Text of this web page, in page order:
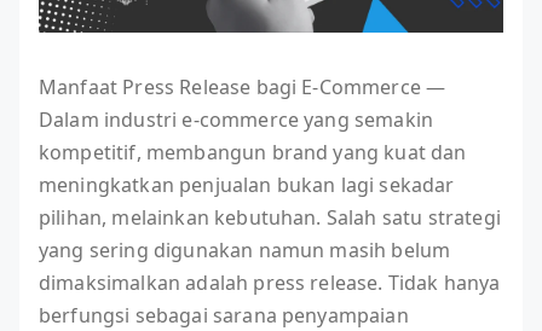
Manfaat Press Release bagi E-Commerce —
Dalam industri e-commerce yang semakin
kompetitif, membangun brand yang kuat dan
meningkatkan penjualan bukan lagi sekadar
pilihan, melainkan kebutuhan. Salah satu strategi
yang sering digunakan namun masih belum
dimaksimalkan adalah press release. Tidak hanya
berfungsi sebagai sarana penyampaian